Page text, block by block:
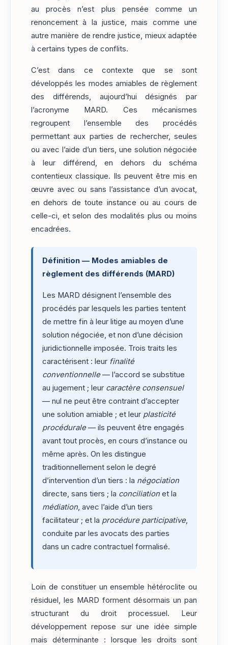
au procès n’est plus pensée comme un
renoncement à la justice, mais comme une
autre manière de rendre justice, mieux adaptée
à certains types de conflits.
C’est dans ce contexte que se sont
développés les modes amiables de règlement
des différends, aujourd’hui désignés par
l’acronyme MARD. Ces mécanismes
regroupent l’ensemble des procédés
permettant aux parties de rechercher, seules
ou avec l’aide d’un tiers, une solution négociée
à leur différend, en dehors du schéma
contentieux classique. Ils peuvent être mis en
œuvre avec ou sans l’assistance d’un avocat,
en dehors de toute instance ou au cours de
celle-ci, et selon des modalités plus ou moins
encadrées.
Définition — Modes amiables de
règlement des différends (MARD)
Les MARD désignent l’ensemble des
procédés par lesquels les parties tentent
de mettre fin à leur litige au moyen d’une
solution négociée, et non d’une décision
juridictionnelle imposée. Trois traits les
caractérisent : leur finalité
conventionnelle— l’accord se substitue
au jugement ; leur caractère consensuel
— nul ne peut être contraint d’accepter
une solution amiable ; et leur plasticité
procédurale— ils peuvent être engagés
avant tout procès, en cours d’instance ou
même après. On les distingue
traditionnellement selon le degré
d’intervention d’un tiers : la négociation
directe, sans tiers ; la conciliation et la
médiation, avec l’aide d’un tiers
facilitateur ; et la procédure participative,
conduite par les avocats des parties
dans un cadre contractuel formalisé.
Loin de constituer un ensemble hétéroclite ou
résiduel, les MARD forment désormais un pan
structurant du droit processuel. Leur
développement repose sur une idée simple
mais déterminante : lorsque les droits sont